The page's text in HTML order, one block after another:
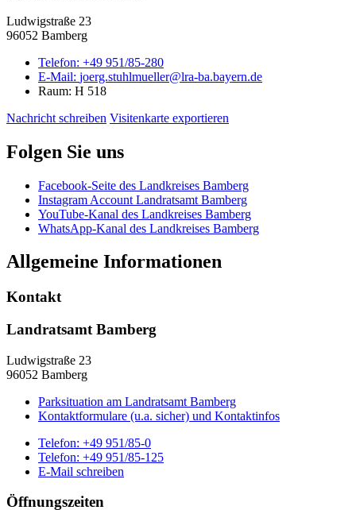
Ludwigstraße 23
96052 Bamberg
Telefon: +49 951/85-280
E-Mail: joerg.stuhlmueller@lra-ba.bayern.de
Raum: H 518
Nachricht schreiben Visitenkarte exportieren
Folgen Sie uns
Facebook-Seite des Landkreises Bamberg
Instagram Account Landratsamt Bamberg
YouTube-Kanal des Landkreises Bamberg
WhatsApp-Kanal des Landkreises Bamberg
Allgemeine Informationen
Kontakt
Landratsamt Bamberg
Ludwigstraße 23
96052 Bamberg
Parksituation am Landratsamt Bamberg
Kontaktformulare (u.a. sicher) und Kontaktinfos
Telefon: +49 951/85-0
Telefon: +49 951/85-125
E-Mail schreiben
Öffnungszeiten